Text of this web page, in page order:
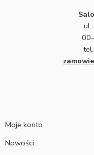
ul.
tel.:
Moje konto
Nowości